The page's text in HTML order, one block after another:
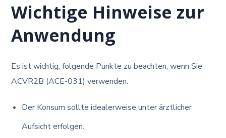
Wichtige Hinweise zur
Anwendung
Es ist wichtig, folgende Punkte zu beachten, wenn Sie
ACVR2B (ACE-031) verwenden:
Der Konsum sollte idealerweise unter ärztlicher
Aufsicht erfolgen.